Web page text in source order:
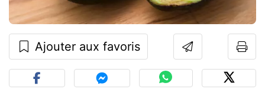
Ajouter aux favoris